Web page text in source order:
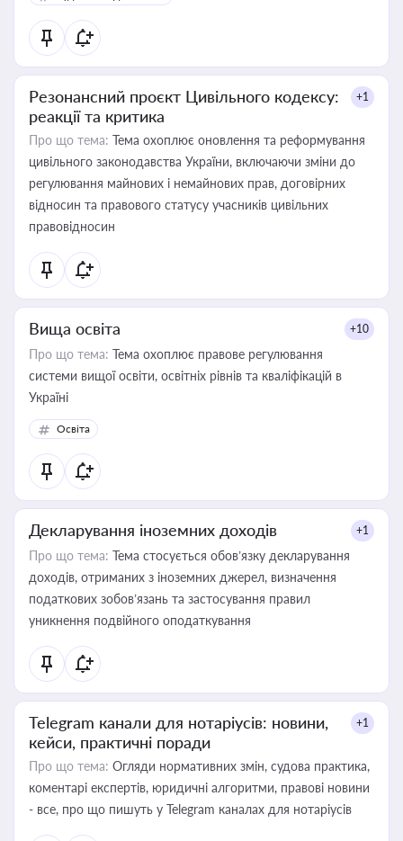
Резонансний проєкт Цивільного кодексу:
реакції та критика
+1
Про що тема: Тема охоплює оновлення та реформування
цивільного законодавства України, включаючи зміни до
регулювання майнових і немайнових прав, договірних
відносин та правового статусу учасників цивільних
правовідносин
Вища освіта +10
Про що тема: Тема охоплює правове регулювання
системи вищої освіти, освітніх рівнів та кваліфікацій в
Україні
Освіта
Декларування іноземних доходів +1
Про що тема: Тема стосується обов’язку декларування
доходів, отриманих з іноземних джерел, визначення
податкових зобов’язань та застосування правил
уникнення подвійного оподаткування
Telegram канали для нотаріусів: новини,
кейси, практичні поради
+1
Про що тема: Огляди нормативних змін, судова практика,
коментарі експертів, юридичні алгоритми, правові новини
- все, про що пишуть у Telegram каналах для нотаріусів